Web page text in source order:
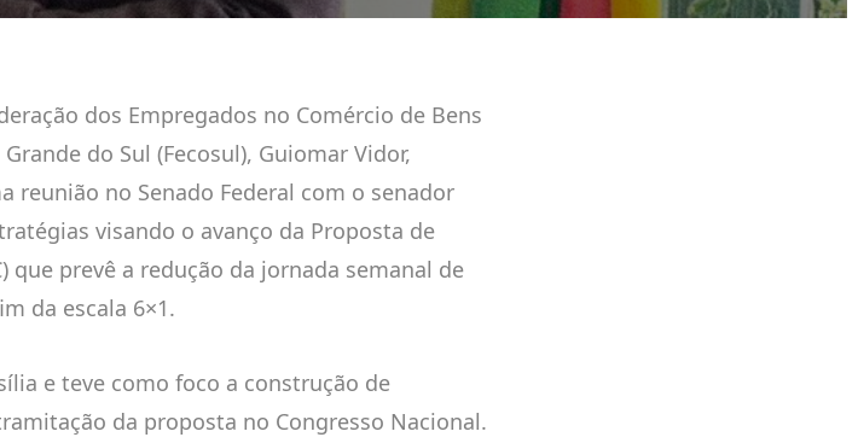
dos Empregados no Comércio de Bens
do Sul (Fecosul), Guiomar Vidor,
reunião no Senado Federal com o senador
visando o avanço da Proposta de
que prevê a redução da jornada semanal de
da escala 6×1.
e teve como foco a construção de
da proposta no Congresso Nacional.